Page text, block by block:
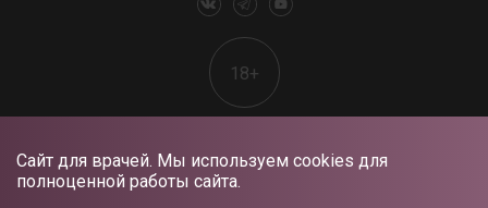
Сайт для врачей. Мы используем cookies для
полноценной работы сайта.
18+